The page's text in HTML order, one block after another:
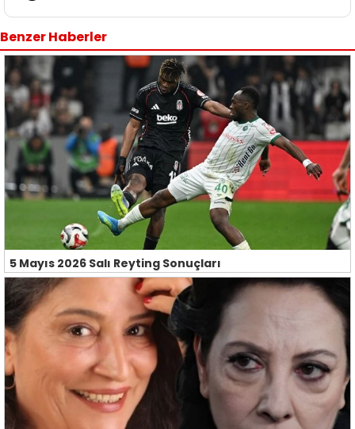
Benzer Haberler
5 Mayıs 2026 Salı Reyting Sonuçları